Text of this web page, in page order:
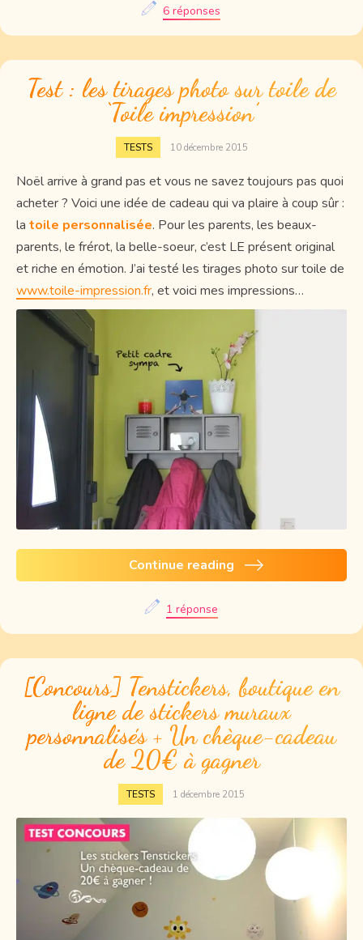
6 réponses
Test : les tirages photo sur toile de
‘Toile impression’
TESTS 10 décembre 2015
Noël arrive à grand pas et vous ne savez toujours pas quoi
acheter ? Voici une idée de cadeau qui va plaire à coup sûr :
la toile personnalisée. Pour les parents, les beaux-
parents, le frérot, la belle-soeur, c’est LE présent original
et riche en émotion. J’ai testé les tirages photo sur toile de
www.toile-impression.fr, et voici mes impressions…
Continue reading
1 réponse
[Concours] Tenstickers, boutique en
ligne de stickers muraux
personnalisés + Un chèque-cadeau
de 20€ à gagner
TESTS 1 décembre 2015